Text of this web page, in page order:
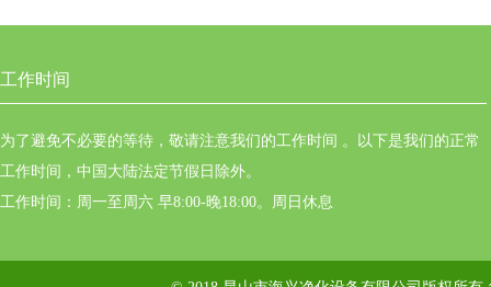
工作时间
为了避免不必要的等待，敬请注意我们的工作时间 。以下是我们的正常
工作时间，中国大陆法定节假日除外。
工作时间：周一至周六 早8:00-晚18:00。周日休息